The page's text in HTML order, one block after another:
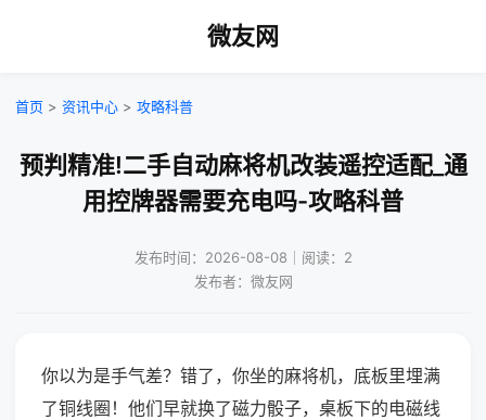
微友网
首页 > 资讯中心 > 攻略科普
预判精准!二手自动麻将机改装遥控适配_通
用控牌器需要充电吗-攻略科普
发布时间：2026-08-08｜阅读：2
发布者：微友网
你以为是手气差？错了，你坐的麻将机，底板里埋满
了铜线圈！他们早就换了磁力骰子，桌板下的电磁线